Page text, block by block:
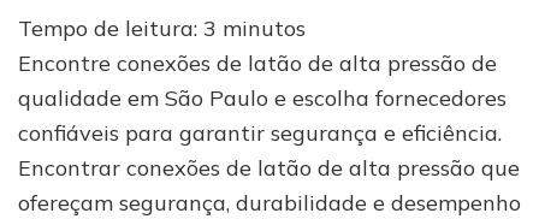
conexões
latão
de
alta
pressão
de
Tempo de leitura: 3 minutos
Encontre conexões de latão de alta pressão de
qualidade em São Paulo e escolha fornecedores
confiáveis para garantir segurança e eficiência.
Encontrar conexões de latão de alta pressão que
ofereçam segurança, durabilidade e desempenho